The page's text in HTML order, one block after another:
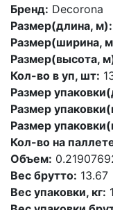
Бренд: Decorona
Размер(длина, м):
Размер(ширина,
Размер(высота,
Кол-во в уп, шт:
Размер
Размер
Размер
Кол-во на
Объем:
Вес брутто: 13.67
Вес упаковки, кг: